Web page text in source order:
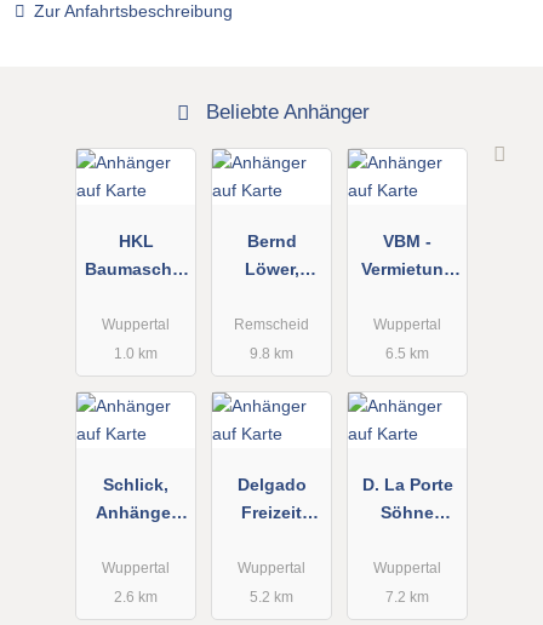
Zur Anfahrtsbeschreibung
Beliebte Anhänger
HKL
Baumaschin
Center
Wuppertal
Wuppertal
1.0 km
Bernd
Löwer,
mietung
Remscheid
9.8 km
VBM -
Vermietung
Baugeräten
und
Maschinen
Wuppertal
6.5 km
Schlick,
Anhänger
Anhängerser
vice
Wuppertal
2.6 km
Delgado
Freizeit
Wuppertal
5.2 km
D. La Porte
Söhne
Schlosserei
Wuppertal
7.2 km